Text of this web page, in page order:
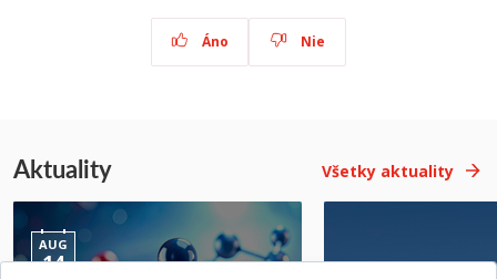
Áno Nie
Aktuality Všetky aktuality
AUG
14